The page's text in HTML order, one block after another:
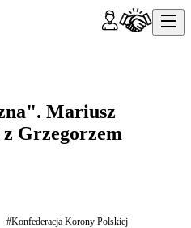
Mariusz
Grzegorzem
#Konfederacja Korony Polskiej